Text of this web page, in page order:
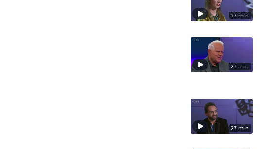
27 min
27 min
27 min